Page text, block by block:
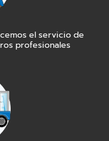
el servicio de
profesionales